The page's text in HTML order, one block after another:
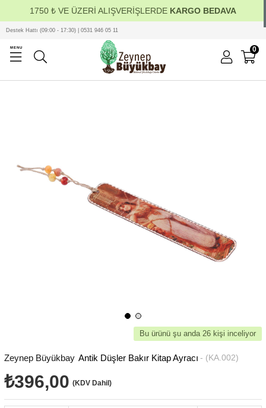
1750 ₺ VE ÜZERİ ALIŞVERİŞLERDE KARGO BEDAVA
MENU
Destek Hattı (09:00 - 17:30) | 0531 946 05 11
0
Bu ürünü şu anda 26 kişi inceliyor
Zeynep Büyükbay Antik Düşler Bakır Kitap Ayracı (KA.002)
₺396,00 (KDV Dahil)